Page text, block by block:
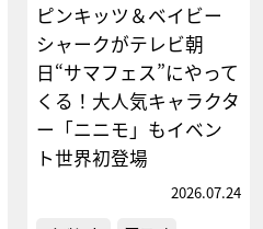
ピンキッツ＆ベイビー
シャークがテレビ朝
日“サマフェス”にやって
くる！大人気キャラクタ
ー「ニニモ」もイベン
ト世界初登場
2026.07.24